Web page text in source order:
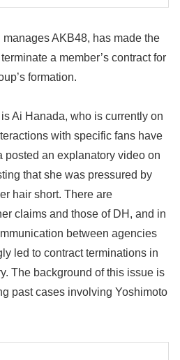
AKB48, has made the
a member’s contract for
formation.
Ai Hanada, who is currently on
with specific fans have
posted an explanatory video on
that she was pressured by
hair short. There are
claims and those of DH, and in
between agencies
led to contract terminations in
The background of this issue is
past cases involving Yoshimoto